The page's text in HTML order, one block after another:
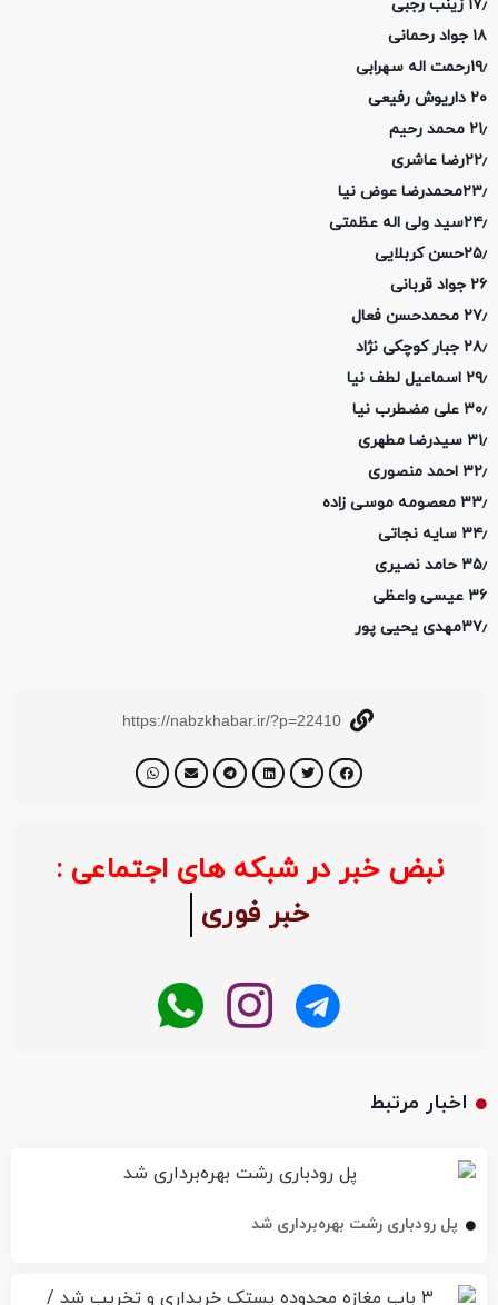
۱۷٫ زینب رجبی
۱۸ جواد رحمانی
۱۹٫رحمت اله سهرابی
۲۰ داریوش رفیعی
۲۱٫ محمد رحیم
۲۲٫رضا عاشری
۲۳٫محمدرضا عوض نیا
۲۴٫سید ولی اله عظمتی
۲۵٫حسن کربلایی
۲۶ جواد قربانی
۲۷٫ محمدحسن فعال
۲۸٫ جبار کوچکی نژاد
۲۹٫ اسماعیل لطف نیا
۳۰٫ علی مضطرب نیا
۳۱٫ سیدرضا مطهری
۳۲٫ احمد منصوری
۳۳٫ معصومه موسی زاده
۳۴٫ سایه نجاتی
۳۵٫ حامد نصیری
۳۶ عیسی واعظی
۳۷٫مهدی یحیی پور
https://nabzkhabar.ir/?p=22410
نبض خبر در شبکه های اجتماعی :
خبر فوری
اخبار مرتبط
پل رودباری رشت بهره‌برداری شد